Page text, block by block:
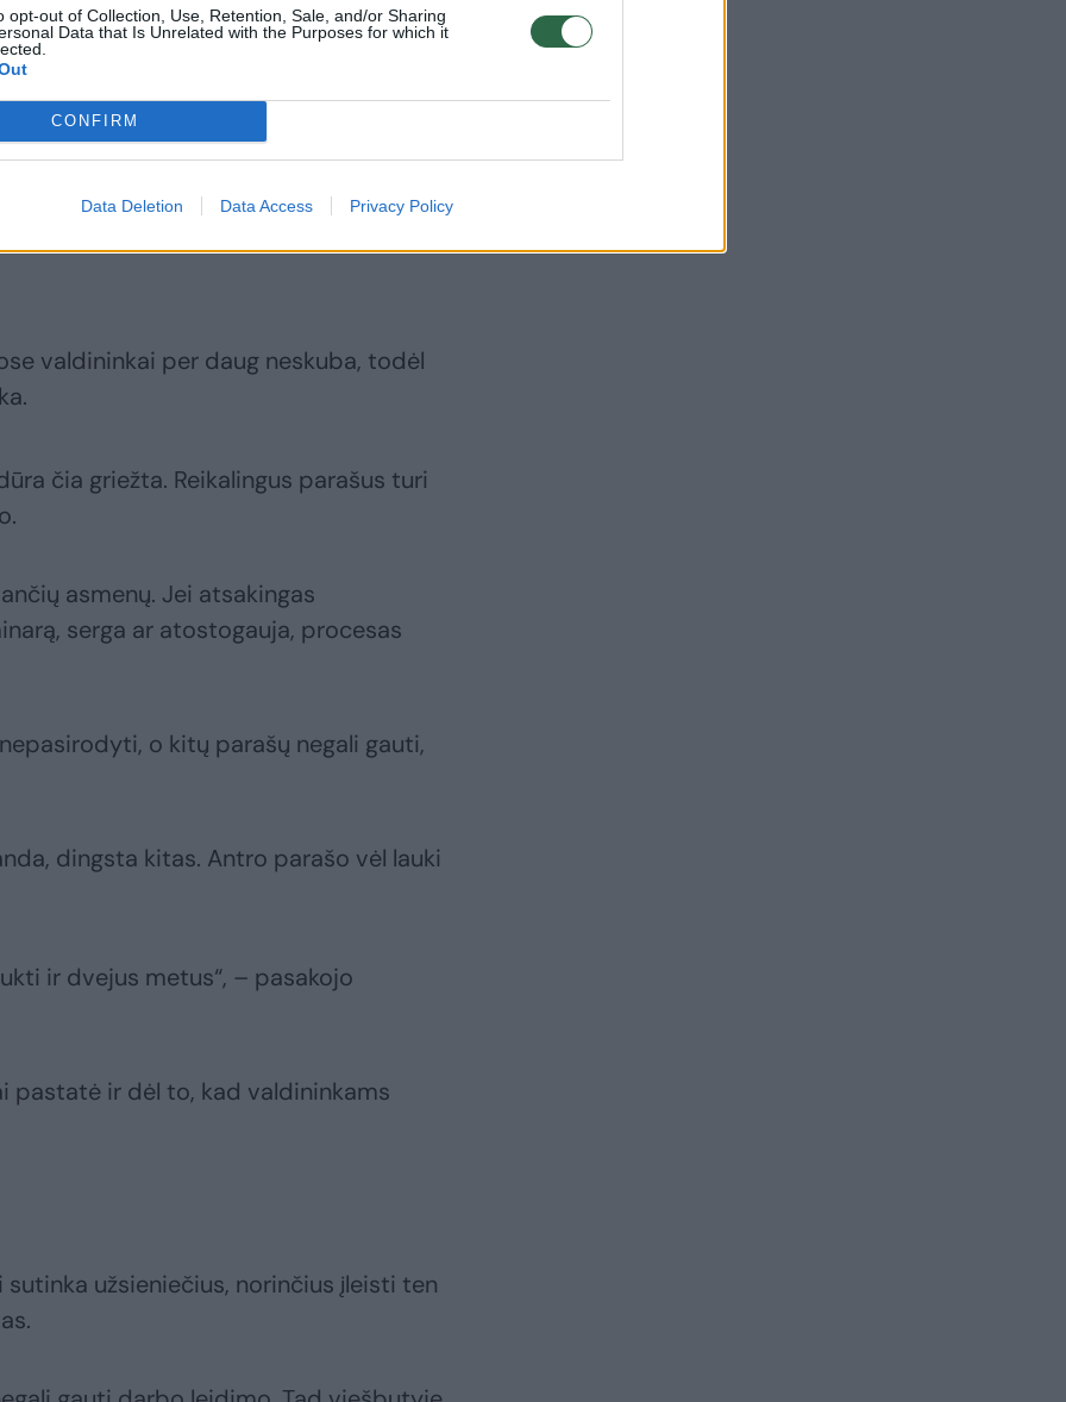
opt-out of Collection, Use, Retention, Sale, and/or Sharing
Data that Is Unrelated with the Purposes for which it
CONFIRM
Data Deletion Data Access Privacy Policy
intensyviai ėmė pirkti žemes“, –
ir dėl to, kad ten antra valstybinė
visos sutartys, užsieniečiams tai
valdininkai per daug neskuba, todėl
čia griežta. Reikalingus parašus turi
asmenų. Jei atsakingas
serga ar atostogauja, procesas
o kitų parašų negali gauti,
dingsta kitas. Antro parašo vėl lauki
ir dvejus metus“, – pasakojo
pastatė ir dėl to, kad valdininkams
užsieniečius, norinčius įleisti ten